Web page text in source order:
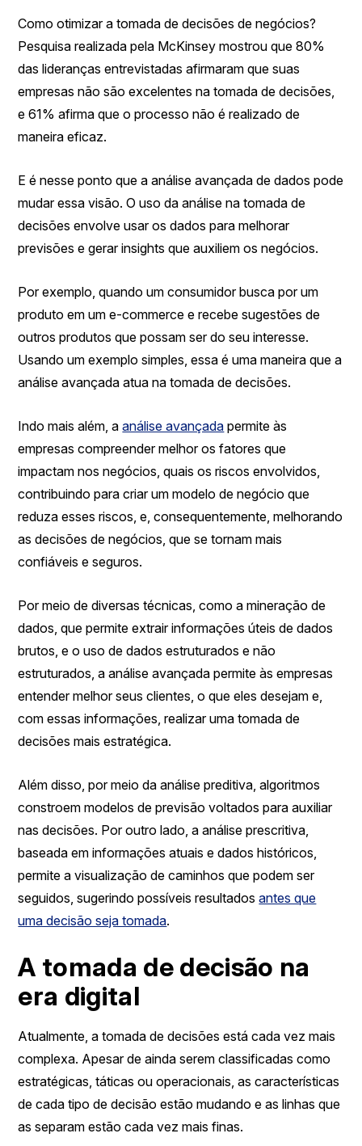
Como otimizar a tomada de decisões de negócios?
Pesquisa realizada pela McKinsey mostrou que 80%
das lideranças entrevistadas afirmaram que suas
empresas não são excelentes na tomada de decisões,
e 61% afirma que o processo não é realizado de
maneira eficaz.
E é nesse ponto que a análise avançada de dados pode
mudar essa visão. O uso da análise na tomada de
decisões envolve usar os dados para melhorar
previsões e gerar insights que auxiliem os negócios.
Por exemplo, quando um consumidor busca por um
produto em um e-commerce e recebe sugestões de
outros produtos que possam ser do seu interesse.
Usando um exemplo simples, essa é uma maneira que a
análise avançada atua na tomada de decisões.
Indo mais além, aanálise avançada permite às
empresas compreender melhor os fatores que
impactam nos negócios, quais os riscos envolvidos,
contribuindo para criar um modelo de negócio que
reduza esses riscos, e, consequentemente, melhorando
as decisões de negócios, que se tornam mais
confiáveis e seguros.
Por meio de diversas técnicas, como a mineração de
dados, que permite extrair informações úteis de dados
brutos, e o uso de dados estruturados e não
estruturados, a análise avançada permite às empresas
entender melhor seus clientes, o que eles desejam e,
com essas informações, realizar uma tomada de
decisões mais estratégica.
Além disso, por meio da análise preditiva, algoritmos
constroem modelos de previsão voltados para auxiliar
nas decisões. Por outro lado, a análise prescritiva,
baseada em informações atuais e dados históricos,
permite a visualização de caminhos que podem ser
seguidos, sugerindo possíveis resultadosantes que
uma decisão seja tomada.
A tomada de decisão na
era digital
Atualmente, a tomada de decisões está cada vez mais
complexa. Apesar de ainda serem classificadas como
estratégicas, táticas ou operacionais, as características
de cada tipo de decisão estão mudando e as linhas que
as separam estão cada vez mais finas.